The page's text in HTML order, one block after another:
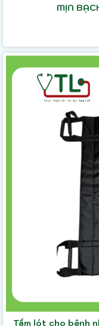
MỊN
Tấm lót cho bệnh